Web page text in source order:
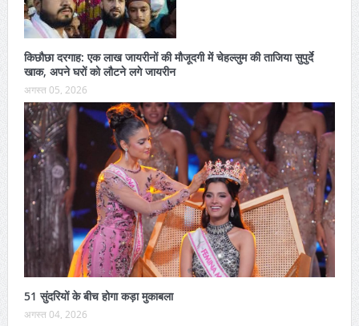
किछौछा दरगाह: एक लाख जायरीनों की मौजूदगी में चेहल्लुम की ताजिया सुपुर्दे
खाक, अपने घरों को लौटने लगे जायरीन
अगस्त 05, 2026
51 सुंदरियों के बीच होगा कड़ा मुकाबला
अगस्त 04, 2026